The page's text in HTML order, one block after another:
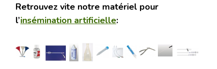
Retrouvez vite notre matériel pour
l’insémination artificielle: